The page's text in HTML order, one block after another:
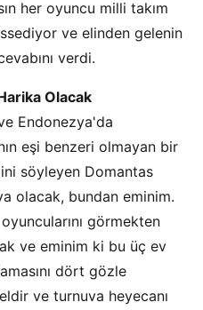
her oyuncu milli takım
ve elinden gelenin
verdi.
Olacak
Endonezya'da
eşi benzeri olmayan bir
söyleyen Domantas
olacak, bundan eminim.
görmekten
ve eminim ki bu üç ev
dört gözle
ve turnuva heyecanı